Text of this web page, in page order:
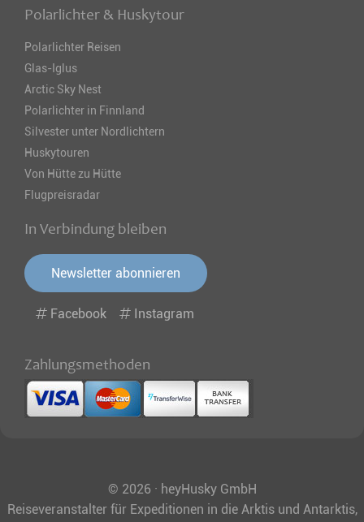
Polarlichter & Huskytour
Polarlichter Reisen
Glas-Iglus
Arctic Sky Nest
Polarlichter in Finnland
Silvester unter Nordlichtern
Huskytouren
Von Hütte zu Hütte
Flugpreisradar
In Verbindung bleiben
Newsletter abonnieren
Facebook Instagram
Zahlungsmethoden
© 2026 · heyHusky GmbH
Reiseveranstalter für Expeditionen in die Arktis und Antarktis,